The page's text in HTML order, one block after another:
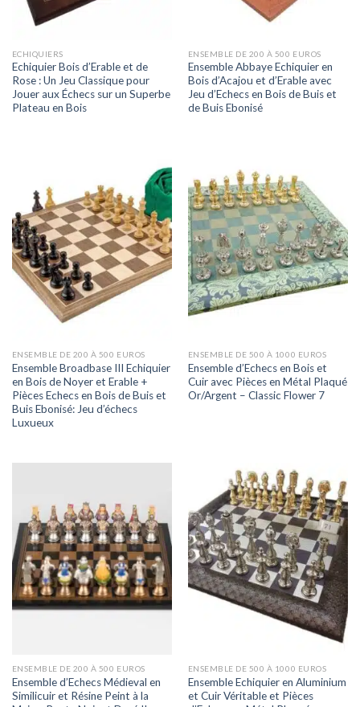
ECHIQUIERS
Echiquier Bois d’Erable et de
Rose : Un Jeu Classique pour
Jouer aux Échecs sur un Superbe
Plateau en Bois
ENSEMBLE DE 200 À 500 EUROS
Ensemble Abbaye Echiquier en
Bois d’Acajou et d’Erable avec
Jeu d’Echecs en Bois de Buis et
de Buis Ebonisé
ENSEMBLE DE 200 À 500 EUROS
Ensemble Broadbase III Echiquier
en Bois de Noyer et Erable +
Pièces Echecs en Bois de Buis et
Buis Ebonisé: Jeu d’échecs
Luxueux
ENSEMBLE DE 500 À 1000 EUROS
Ensemble d’Echecs en Bois et
Cuir avec Pièces en Métal Plaqué
Or/Argent – Classic Flower 7
ENSEMBLE DE 200 À 500 EUROS
Ensemble d’Echecs Médieval en
Similicuir et Résine Peint à la
ENSEMBLE DE 500 À 1000 EUROS
Ensemble Echiquier en Aluminium
et Cuir Véritable et Pièces